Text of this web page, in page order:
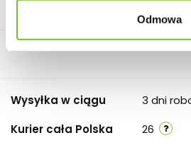
Odmowa
Wysyłka w ciągu
3 dni
Kurier cała Polska
26